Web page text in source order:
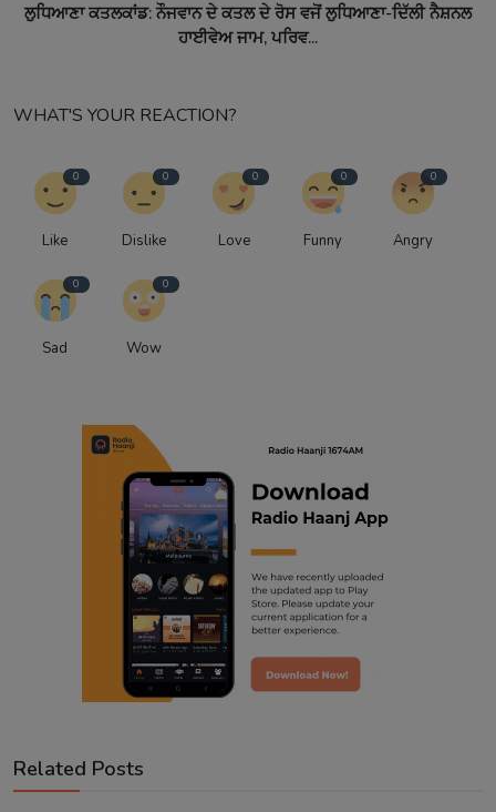
ਲੁਧਿਆਣਾ ਕਤਲਕਾਂਡ: ਨੌਜਵਾਨ ਦੇ ਕਤਲ ਦੇ ਰੋਸ ਵਜੋਂ ਲੁਧਿਆਣਾ-ਦਿੱਲੀ ਨੈਸ਼ਨਲ
ਹਾਈਵੇਅ ਜਾਮ, ਪਰਿਵ...
WHAT'S YOUR REACTION?
0
Like
0
Dislike
0
Love
0
Funny
0
Angry
0
Sad
0
Wow
Related Posts